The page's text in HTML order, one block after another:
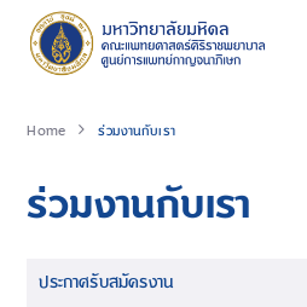
Home ร่วมงานกับเรา
ร่วมงานกับเรา
ประกาศรับสมัครงาน